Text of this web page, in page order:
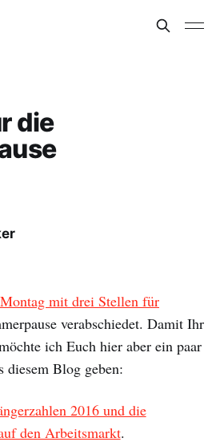
die
mit drei Stellen für
verabschiedet. Damit Ihr
ich Euch hier aber ein paar
diesem Blog geben:
2016 und die
den Arbeitsmarkt.